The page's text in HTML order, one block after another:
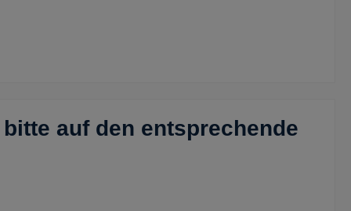
auf den entsprechende